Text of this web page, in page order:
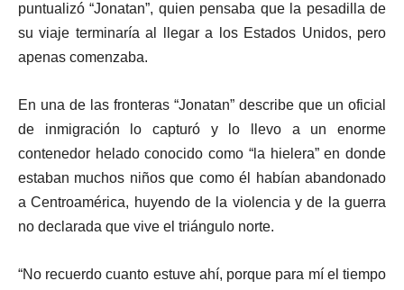
puntualizó “Jonatan”, quien pensaba que la pesadilla de
su viaje terminaría al llegar a los Estados Unidos, pero
apenas comenzaba.
En una de las fronteras “Jonatan” describe que un oficial
de inmigración lo capturó y lo llevo a un enorme
contenedor helado conocido como “la hielera” en donde
estaban muchos niños que como él habían abandonado
a Centroamérica, huyendo de la violencia y de la guerra
no declarada que vive el triángulo norte.
“No recuerdo cuanto estuve ahí, porque para mí el tiempo